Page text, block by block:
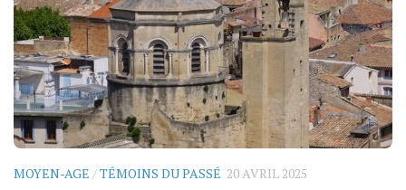
MOYEN-AGE /TÉMOINS DU PASSÉ 20 AVRIL 2025